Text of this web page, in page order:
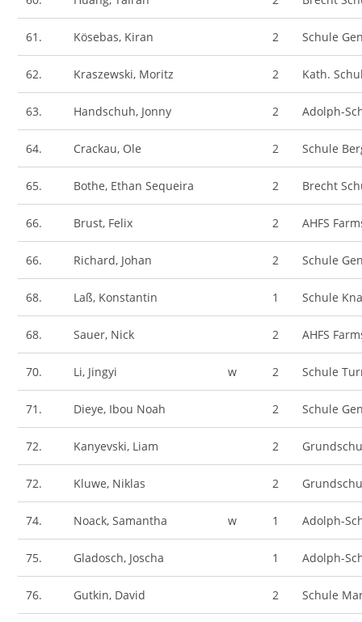
61. Kösebas, Kiran 2 Schule
62. Kraszewski, Moritz 2 Kath.
63. Handschuh, Jonny 2 Adolph-
64. Crackau, Ole 2 Schule
65. Bothe, Ethan Sequeira 2 Brecht
66. Brust, Felix 2 AHFS
66. Richard, Johan 2 Schule
68. Laß, Konstantin 1 Schule
68. Sauer, Nick 2 AHFS
70. Li, Jingyi w 2 Schule
71. Dieye, Ibou Noah 2 Schule
72. Kanyevski, Liam 2
72. Kluwe, Niklas 2
74. Noack, Samantha w 1 Adolph-
75. Gladosch, Joscha 1 Adolph-
76. Gutkin, David 2 Schule